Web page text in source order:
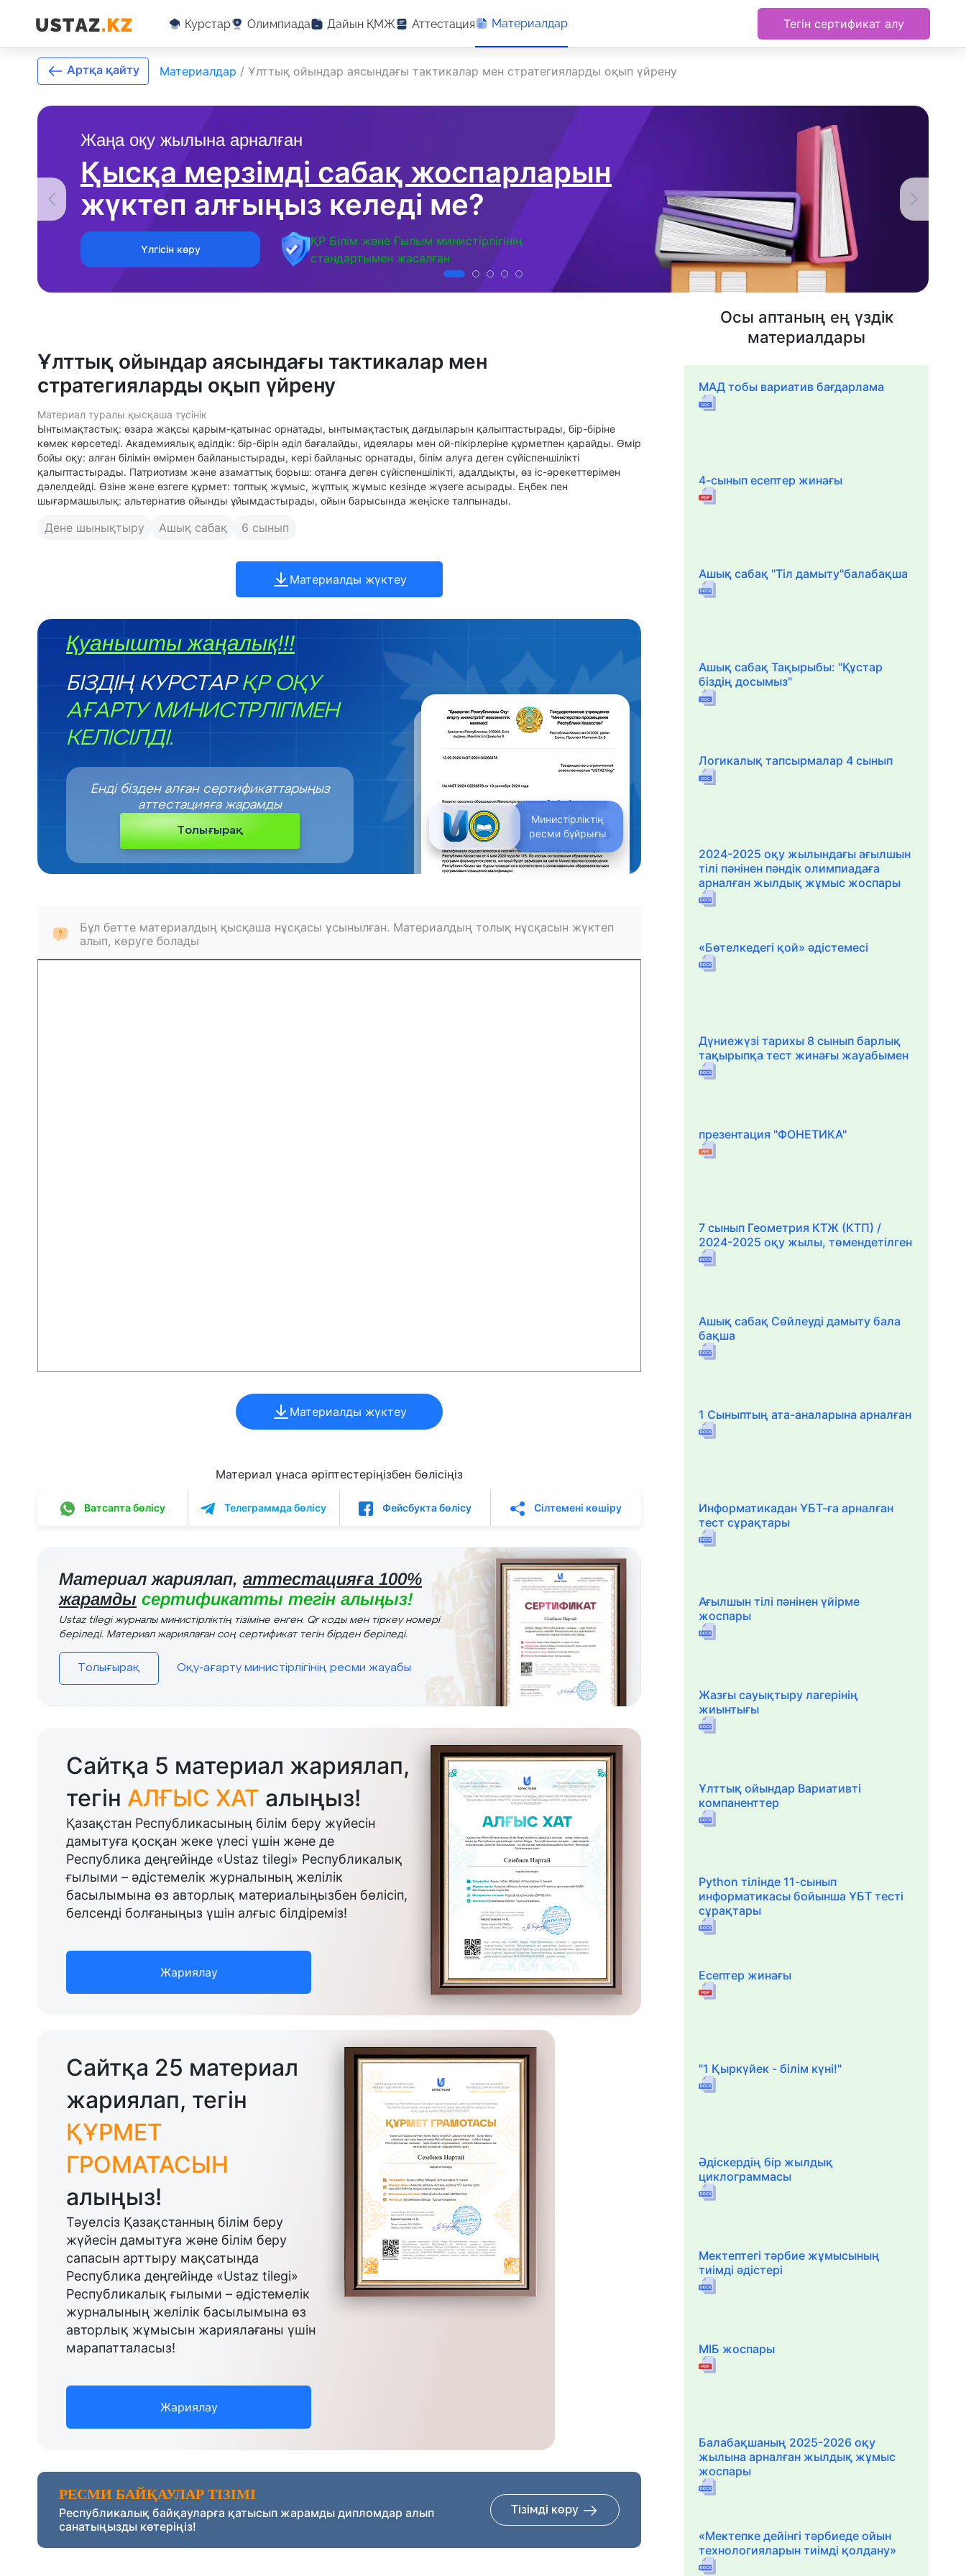
Курстар Олимпиада Дайын ҚМЖ Аттестация Материалдар Тегін сертификат алу
Жаңа оқу жылына арналған
Қысқа мерзімді сабақ жоспарларын
жүктеп алғыңыз келеді ме?
Үлгісін көру
ҚР Білім және Ғылым министірлігінің
стандартымен жасалған
Артқа қайту Материалдар / Ұлттық ойындар аясындағы тактикалар мен стратегияларды оқып үйрену
Ұлттық ойындар аясындағы тактикалар мен
стратегияларды оқып үйрену
Материал туралы қысқаша түсінік
Ынтымақтастық: өзара жақсы қарым-қатынас орнатады, ынтымақтастық дағдыларын қалыптастырады, бір-біріне
көмек көрсетеді. Академиялық әділдік: бір-бірін әділ бағалайды, идеялары мен ой-пікірлеріне құрметпен қарайды. Өмір
бойы оқу: алған білімін өмірмен байланыстырады, кері байланыс орнатады, білім алуға деген сүйіспеншілікті
қалыптастырады. Патриотизм және азаматтық борыш: отанға деген сүйіспеншілікті, адалдықты, өз іс-әрекеттерімен
дәлелдейді. Өзіне және өзгеге құрмет: топтық жұмыс, жұптық жұмыс кезінде жүзеге асырады. Еңбек пен
шығармашылық: альтернатив ойынды ұйымдастырады, ойын барысында жеңіске талпынады.
Дене шынықтыру Ашық сабақ 6 сынып
Материалды жүктеу
Қуанышты жаңалық!!!
БІЗДІҢ КУРСТАР ҚР ОҚУ
АҒАРТУ МИНИСТРЛІГІМЕН
КЕЛІСІЛДІ.
Министірліктің
ресми бұйрығы
Енді бізден алған сертификаттарыңыз
аттестацияға жарамды
Толығырақ
Бұл бетте материалдың қысқаша нұсқасы ұсынылған. Материалдың толық нұсқасын жүктеп
алып, көруге болады
Материалды жүктеу
Материал ұнаса әріптестеріңізбен бөлісіңіз
Ватсапта бөлісу Телеграммда бөлісу Фейсбукта бөлісу Сілтемені көшіру
Материал жариялап, аттестацияға 100%
жарамды сертификатты тегін алыңыз!
Ustaz tilegi журналы министірліктің тізіміне енген. Qr коды мен тіркеу номері
беріледі. Материал жариялаған соң сертификат тегін бірден беріледі.
Толығырақ Оқу-ағарту министірлігінің ресми жауабы
Сайтқа 5 материал жариялап,
тегін АЛҒЫС ХАТ алыңыз!
Қазақстан Республикасының білім беру жүйесін
дамытуға қосқан жеке үлесі үшін және де
Республика деңгейінде «Ustaz tilegi» Республикалық
ғылыми – әдістемелік журналының желілік
басылымына өз авторлық материалыңызбен бөлісіп,
белсенді болғаныңыз үшін алғыс білдіреміз!
Жариялау
Сайтқа 25 материал
жариялап, тегін
ҚҰРМЕТ
ГРОМАТАСЫН
алыңыз!
Тәуелсіз Қазақстанның білім беру
жүйесін дамытуға және білім беру
сапасын арттыру мақсатында
Республика деңгейінде «Ustaz tilegi»
Республикалық ғылыми – әдістемелік
журналының желілік басылымына өз
авторлық жұмысын жариялағаны үшін
марапатталасыз!
Жариялау
РЕСМИ БАЙҚАУЛАР ТІЗІМІ
Республикалық байқауларға қатысып жарамды дипломдар алып
санатыңызды көтеріңіз!
Тізімді көру
Осы аптаның ең үздік
материалдары
МАД тобы вариатив бағдарлама
4-сынып есептер жинағы
Ашық сабақ "Тіл дамыту"балабақша
Ашық сабақ Тақырыбы: "Құстар
біздің досымыз"
Логикалық тапсырмалар 4 сынып
2024-2025 оқу жылындағы ағылшын
тілі пәнінен пәндік олимпиадаға
арналған жылдық жұмыс жоспары
«Бөтелкедегі қой» әдістемесі
Дүниежүзі тарихы 8 сынып барлық
тақырыпқа тест жинағы жауабымен
презентация "ФОНЕТИКА"
7 сынып Геометрия КТЖ (КТП) /
2024-2025 оқу жылы, төмендетілген
Ашық сабақ Сөйлеуді дамыту бала
бақша
1 Сыныптың ата-аналарына арналған
Информатикадан ҰБТ-ға арналған
тест сұрақтары
Ағылшын тілі пәнінен үйірме
жоспары
Жазғы сауықтыру лагерінің
жиынтығы
Ұлттық ойындар Вариативті
компаненттер
Python тілінде 11-сынып
информатикасы бойынша ҰБТ тесті
сұрақтары
Есептер жинағы
"1 Қыркүйек - білім күні!"
Әдіскердің бір жылдық
циклограммасы
Мектептегі тәрбие жұмысының
тиімді әдістері
МІБ жоспары
Балабақшаның 2025-2026 оқу
жылына арналған жылдық жұмыс
жоспары
«Мектепке дейінгі тәрбиеде ойын
технологияларын тиімді қолдану»